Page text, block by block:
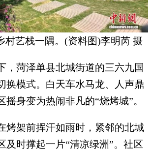
村艺栈一隅。(资料图)李明芮 摄
菏泽单县北城街道的三六九国
换模式。白天车水马龙、人声鼎
摇身变为热闹非凡的“烧烤城”。
架前挥汗如雨时，紧邻的北城
及时撑起一片“清凉绿洲”。社区